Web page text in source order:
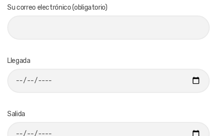
Su correo electrónico (obligatorio)
Llegada
Salida